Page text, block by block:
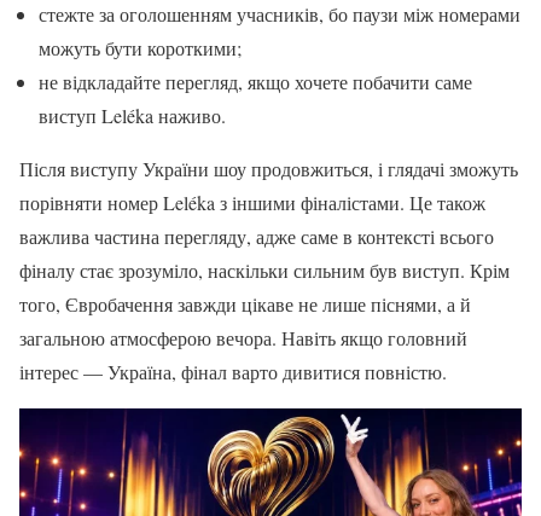
стежте за оголошенням учасників, бо паузи між номерами
можуть бути короткими;
не відкладайте перегляд, якщо хочете побачити саме
виступ Leléka наживо.
Після виступу України шоу продовжиться, і глядачі зможуть
порівняти номер Leléka з іншими фіналістами. Це також
важлива частина перегляду, адже саме в контексті всього
фіналу стає зрозуміло, наскільки сильним був виступ. Крім
того, Євробачення завжди цікаве не лише піснями, а й
загальною атмосферою вечора. Навіть якщо головний
інтерес — Україна, фінал варто дивитися повністю.